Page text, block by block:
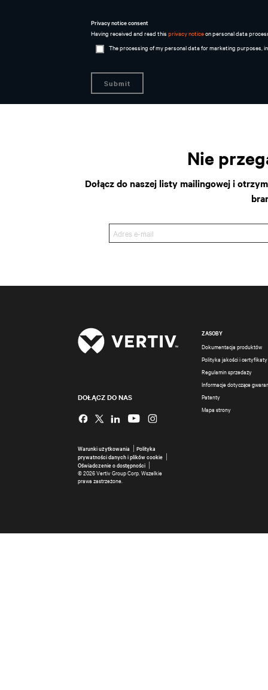
Nie
Dołącz do naszej listy mailingowej i
ZASOBY
Dokumentacja produktów
Polityka jakości i certyfikaty
Regulamin sprzedaży
Informacje dotyczące
Patenty
Mapa strony
DOŁĄCZ DO NAS
Instagram
Warunki użytkowania
Polityka
prywatności danych i plików cookie
Oświadczenie o dostępności
©2026 Vertiv Group Corp. Wszelkie
prawa zastrzeżone.